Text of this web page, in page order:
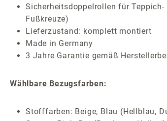
Sicherheitsdoppelrollen für
Fußkreuze)
Lieferzustand: komplett montiert
Made in Germany
3 Jahre Garantie gemäß
Wählbare Bezugsfarben:
Stofffarben: Beige, Blau (Hellblau,